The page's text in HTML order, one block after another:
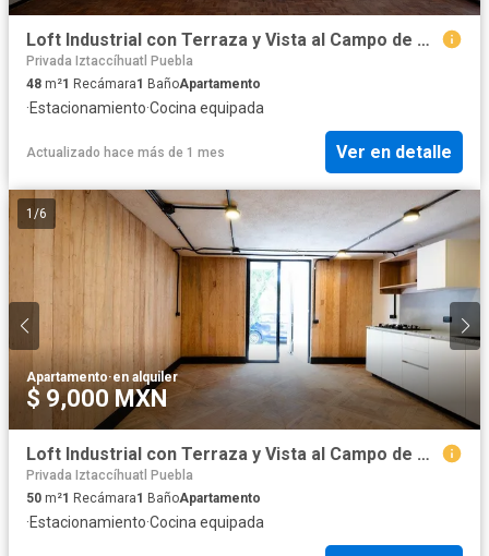
Loft Industrial con Terraza y Vista al Campo de Golf Campestre 2
Privada Iztaccíhuatl Puebla
48 m²1 Recámara1 BañoApartamento
·Estacionamiento·Cocina equipada
Actualizado hace más de 1 mes Ver en detalle
1 /6
Apartamento·en alquiler
$ 9,000 MXN
Loft Industrial con Terraza y Vista al Campo de Golf Campestre 3
Privada Iztaccíhuatl Puebla
50 m²1 Recámara1 BañoApartamento
·Estacionamiento·Cocina equipada